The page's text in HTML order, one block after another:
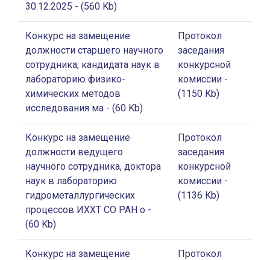
30.12.2025 - (560 Kb)
Конкурс на замещение
должности старшего научного
сотрудника, кандидата наук в
лабораторию физико-
химических методов
исследования ма - (60 Kb)
Протокол
заседания
конкурсной
комиссии -
(1150 Kb)
Конкурс на замещение
должности ведущего
научного сотрудника, доктора
наук в лабораторию
гидрометаллургических
процессов ИХХТ СО РАН о -
(60 Kb)
Протокол
заседания
конкурсной
комиссии -
(1136 Kb)
Конкурс на замещение
Протокол